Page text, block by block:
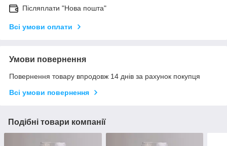
Післяплати "Нова пошта"
Всі умови оплати
Умови повернення
Повернення товару впродовж 14 днів за рахунок покупця
Всі умови повернення
Подібні товари компанії